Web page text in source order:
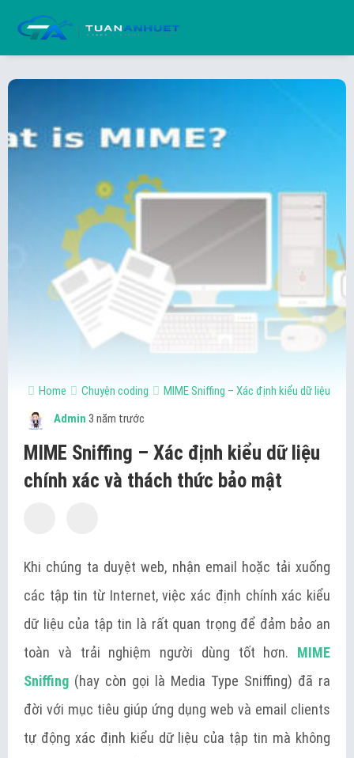
Home Chuyện coding
MIME Sniffing – Xác định kiểu dữ liệu
Admin 3 năm trước
MIME Sniffing – Xác định kiểu dữ liệu
chính xác và thách thức bảo mật
Khi chúng ta duyệt web, nhận email hoặc tải xuống
các tập tin từ Internet, việc xác định chính xác kiểu
dữ liệu của tập tin là rất quan trọng để đảm bảo an
toàn và trải nghiệm người dùng tốt hơn. MIME
Sniffing (hay còn gọi là Media Type Sniffing) đã ra
đời với mục tiêu giúp ứng dụng web và email clients
tự động xác định kiểu dữ liệu của tập tin mà không